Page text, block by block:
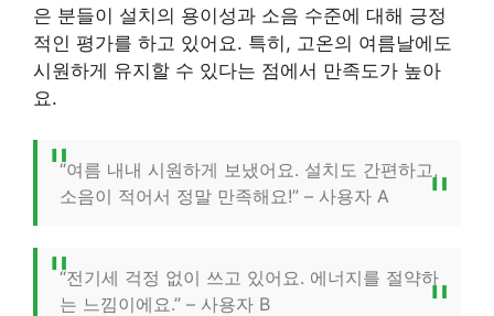
은 분들이 설치의 용이성과 소음 수준에 대해 긍정
적인 평가를 하고 있어요. 특히, 고온의 여름날에도
시원하게 유지할 수 있다는 점에서 만족도가 높아
요.
“여름 내내 시원하게 보냈어요. 설치도 간편하고,
소음이 적어서 정말 만족해요!” – 사용자 A
“전기세 걱정 없이 쓰고 있어요. 에너지를 절약하
는 느낌이에요.” – 사용자 B